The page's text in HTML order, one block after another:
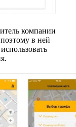
компании
в ней